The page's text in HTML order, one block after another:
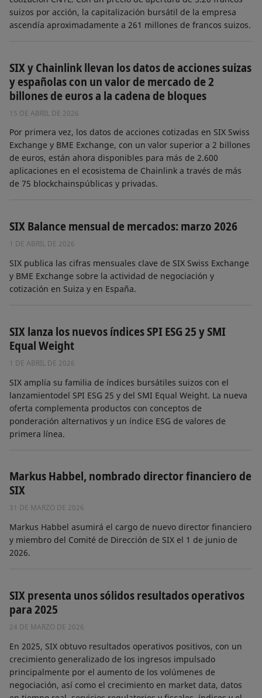
suizos por acción, la capitalización bursátil de la empresa
ascendía aproximadamente a 261 millones de francos suizos.
SIX y Chainlink llevan los datos de acciones suizas
y españolas con un valor de mercado de 2
billones de euros a la cadena de bloques
15 DE ABRIL DE 2026
Por primera vez, los datos de acciones cotizadas en SIX Swiss
Exchange y BME Exchange, con un valor superior a 2 billones
de euros, están ahora disponibles para más de 2.600
aplicaciones en el ecosistema de Chainlink a través de más
de 75 blockchainspúblicas y privadas.
SIX Balance mensual de mercados: marzo 2026
1 DE ABRIL DE 2026
SIX publica las cifras mensuales clave de SIX Swiss Exchange
y BME Exchange sobre la actividad de negociación y
cotización en Suiza y en España.
SIX lanza los nuevos índices SPI ESG 25 y SMI
Equal Weight
1 DE ABRIL DE 2026
SIX amplía su familia de índices bursátiles suizos con el
lanzamientodel SPI ESG 25 y del SMI Equal Weight. La nueva
oferta complementa productos con conceptos de
ponderación alternativos y un índice ESG de valores de
primera línea.
Markus Habbel, nombrado director financiero de
SIX
31 DE MARZO DE 2026
Markus Habbel asumirá el cargo de nuevo director financiero
y miembro del Comité de Dirección de SIX el 1 de junio de
2026.
SIX presenta unos sólidos resultados operativos
para 2025
24 DE MARZO DE 2026
En 2025, SIX obtuvo resultados operativos positivos, con un
crecimiento generalizado de los ingresos impulsado
principalmente por el aumento de los volúmenes de
negociación, así como el crecimiento en market data, datos